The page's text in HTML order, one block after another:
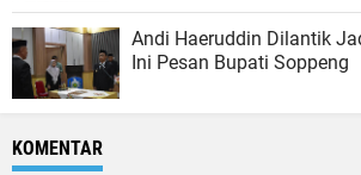
Andi Haeruddin Dilantik
Ini Pesan Bupati Soppeng
KOMENTAR